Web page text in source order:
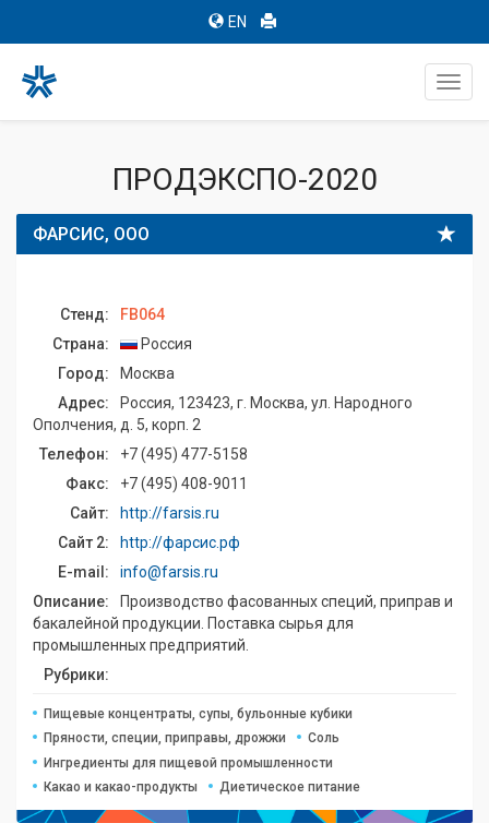
EN
ПРОДЭКСПО-2020
ФАРСИС, ООО
Стенд:
FB064
Страна:
Россия
Город:
Москва
Адрес:
Россия, 123423, г. Москва, ул. Народного
Ополчения, д. 5, корп. 2
Телефон:
+7 (495) 477-5158
Факс:
+7 (495) 408-9011
Сайт:
http://farsis.ru
Сайт 2:
http://фарсис.рф
E-mail:
info@farsis.ru
Описание:
Производство фасованных специй, приправ и
бакалейной продукции. Поставка сырья для
промышленных предприятий.
Рубрики:
Пищевые концентраты, супы, бульонные кубики
Пряности, специи, приправы, дрожжи
Соль
Ингредиенты для пищевой промышленности
Какао и какао-продукты
Диетическое питание